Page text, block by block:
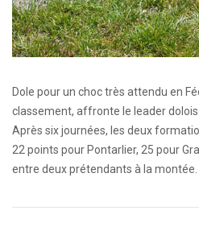
Dole pour un choc très attendu en
classement, affronte le leader
Après six journées, les deux
22 points pour Pontarlier, 25 pour
entre deux prétendants à la montée.